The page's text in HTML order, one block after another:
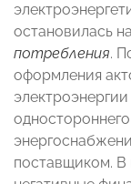
остановилась на
потребления.
оформления
поставщиком. В